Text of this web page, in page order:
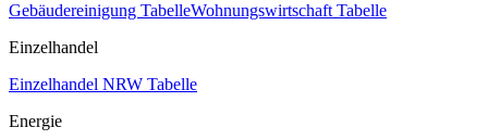
Gebäudereinigung TabelleWohnungswirtschaft Tabelle
Einzelhandel
Einzelhandel NRW Tabelle
Energie